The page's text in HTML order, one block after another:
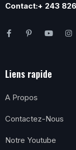
Contact:+ 243
Liens rapide
A Propos
Contactez-Nous
Notre Youtube